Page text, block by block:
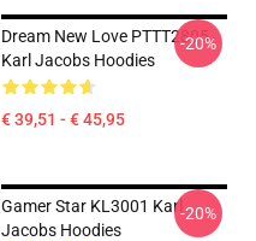
Dream New Love PTTT2805
Karl Jacobs Hoodies
€ 39,51 - € 45,95
-20%
Gamer Star KL3001 Karl
Jacobs Hoodies
-20%